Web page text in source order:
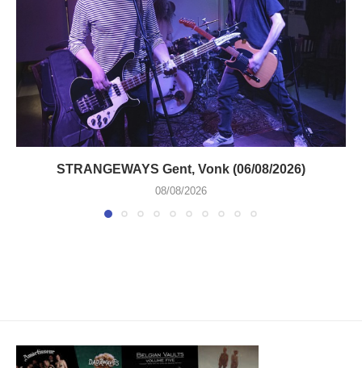
STRANGEWAYS Gent, Vonk (06/08/2026)
08/08/2026